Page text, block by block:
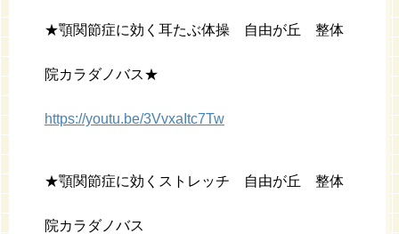
★顎関節症に効く耳たぶ体操 自由が丘 整体
院カラダノバス★
https://youtu.be/3VvxaItc7Tw
★顎関節症に効くストレッチ 自由が丘 整体
院カラダノバス